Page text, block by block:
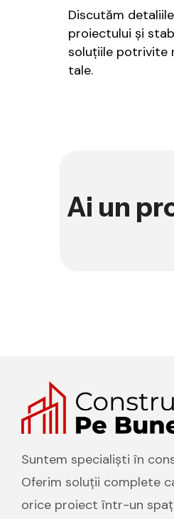
Discutăm detaliile
proiectului și
soluțiile potrivite
tale.
Ai un
Suntem specialiști în
Oferim soluții complete
orice proiect într-un